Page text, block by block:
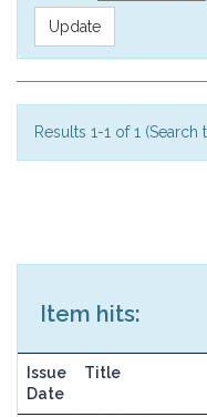
Results 1-1 of 1
Item hits:
Issue
Date
Title